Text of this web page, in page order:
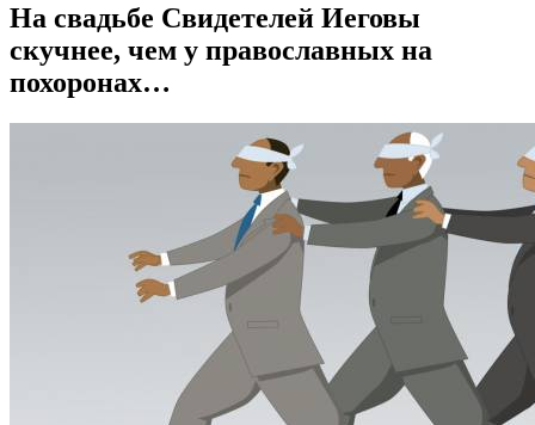
На свадьбе Свидетелей Иеговы
скучнее, чем у православных на
похоронах…